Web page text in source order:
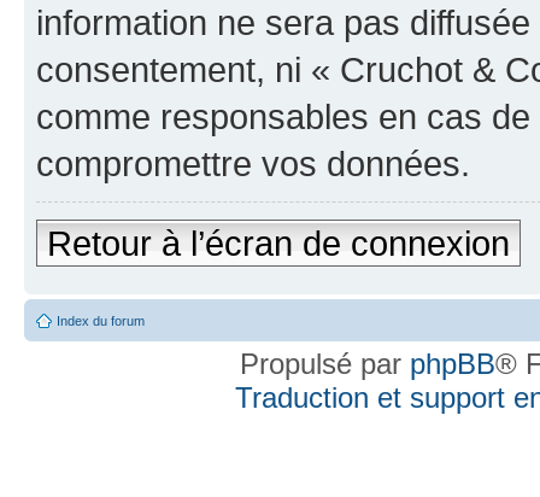
information ne sera pas
consentement, ni « Cruchot &
comme responsables en cas
compromettre vos données.
Retour à l’écran de connexion
Index du forum
Propulsé par phpBB®
Traduction et support